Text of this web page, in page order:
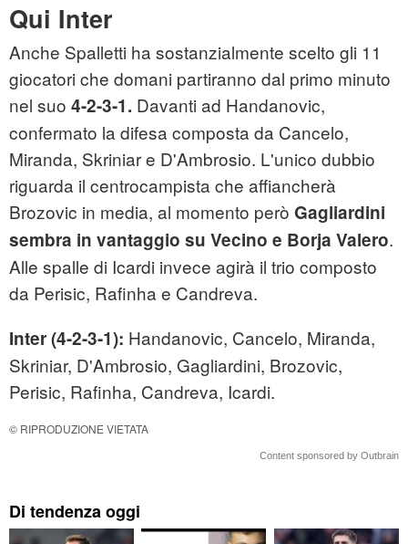
Qui Inter
Anche Spalletti ha sostanzialmente scelto gli 11
giocatori che domani partiranno dal primo minuto
nel suo 4-2-3-1. Davanti ad Handanovic,
confermato la difesa composta da Cancelo,
Miranda, Skriniar e D'Ambrosio. L'unico dubbio
riguarda il centrocampista che affiancherà
Brozovic in media, al momento però Gagliardini
sembra in vantaggio su Vecino e Borja Valero.
Alle spalle di Icardi invece agirà il trio composto
da Perisic, Rafinha e Candreva.
Inter (4-2-3-1): Handanovic, Cancelo, Miranda,
Skriniar, D'Ambrosio, Gagliardini, Brozovic,
Perisic, Rafinha, Candreva, Icardi.
© RIPRODUZIONE VIETATA
Content sponsored by Outbrain
Di tendenza oggi